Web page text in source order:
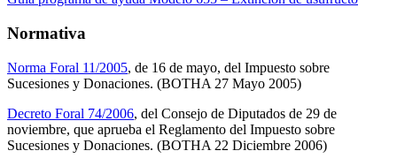
Normativa
Norma Foral 11/2005, de 16 de mayo, del Impuesto sobre
Sucesiones y Donaciones. (BOTHA 27 Mayo 2005)
Decreto Foral 74/2006, del Consejo de Diputados de 29 de
noviembre, que aprueba el Reglamento del Impuesto sobre
Sucesiones y Donaciones. (BOTHA 22 Diciembre 2006)